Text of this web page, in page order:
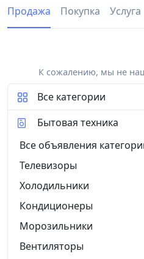
Продажа Покупка Услуга
К сожалению, мы не
Все категории
Бытовая техника
Все объявления
Телевизоры
Холодильники
Кондиционеры
Морозильники
Вентиляторы